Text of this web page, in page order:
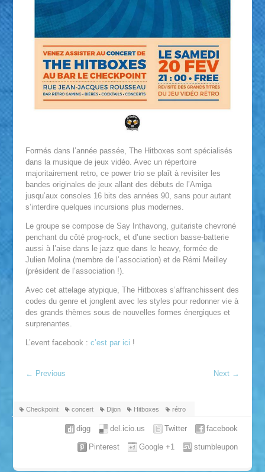
Formés dans l’année passée, The Hitboxes sont spécialisés
dans la musique de jeux vidéo. Avec un répertoire
majoritairement retro, ce power trio se plaît à revisiter les
bandes originales de jeux allant des débuts de l’Amiga
jusqu’aux consoles 16 bits des années 90, sans pour autant
s’interdire quelques incursions plus modernes.
Le groupe se compose de Say Inthavong, guitariste chevroné
penchant du côté prog-rock, et d’une section basse-batterie
aussi à l’aise dans le jazz que dans le heavy, formée de
Julien Molina (membre de l’association) et de Rémi Meilley
(président de l’association !).
Avec cet attelage atypique, The Hitboxes s’affranchissent des
codes du genre et jonglent avec les styles pour redonner vie à
des grands thèmes sous de nouvelles formes énergiques et
surprenantes.
L’event facebook : c’est par ici !
← Previous Next →
Checkpoint concert Dijon Hitboxes rétro
facebook
Twitter
del.icio.us
digg
stumbleupon
Google +1
Pinterest